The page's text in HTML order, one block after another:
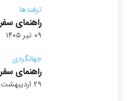
ترفندها
راهنمای
۰۹ تیر ۱۴۰۵
جهانگردی
راهنمای
۲۹ اردیبهشت ۱۴۰۵